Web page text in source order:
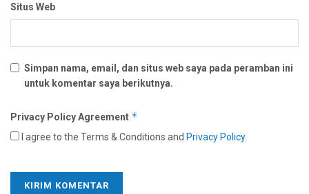
Situs Web
Simpan nama, email, dan situs web saya pada peramban ini
untuk komentar saya berikutnya.
Privacy Policy Agreement *
I agree to the Terms & Conditions and Privacy Policy.